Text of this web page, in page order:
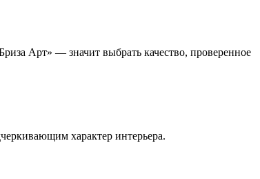
Арт» — значит выбрать качество, проверенное
характер интерьера.